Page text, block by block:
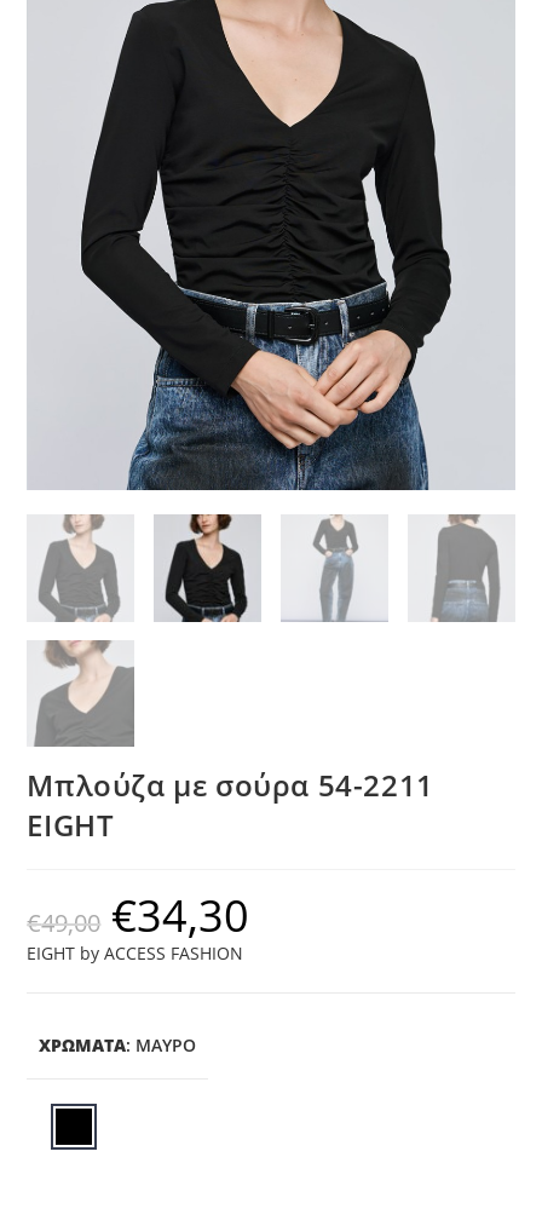
Μπλούζα με σούρα 54-2211
EIGHT
€49,00 €34,30
EIGHT by ACCESS FASHION
ΧΡΩΜΑΤΑ: ΜΑΎΡΟ